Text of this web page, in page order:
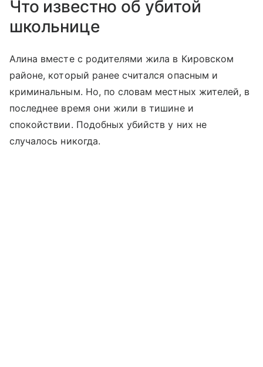
Что известно об убитой
школьнице
Алина вместе с родителями жила в Кировском
районе, который ранее считался опасным и
криминальным. Но, по словам местных жителей, в
последнее время они жили в тишине и
спокойствии. Подобных убийств у них не
случалось никогда.